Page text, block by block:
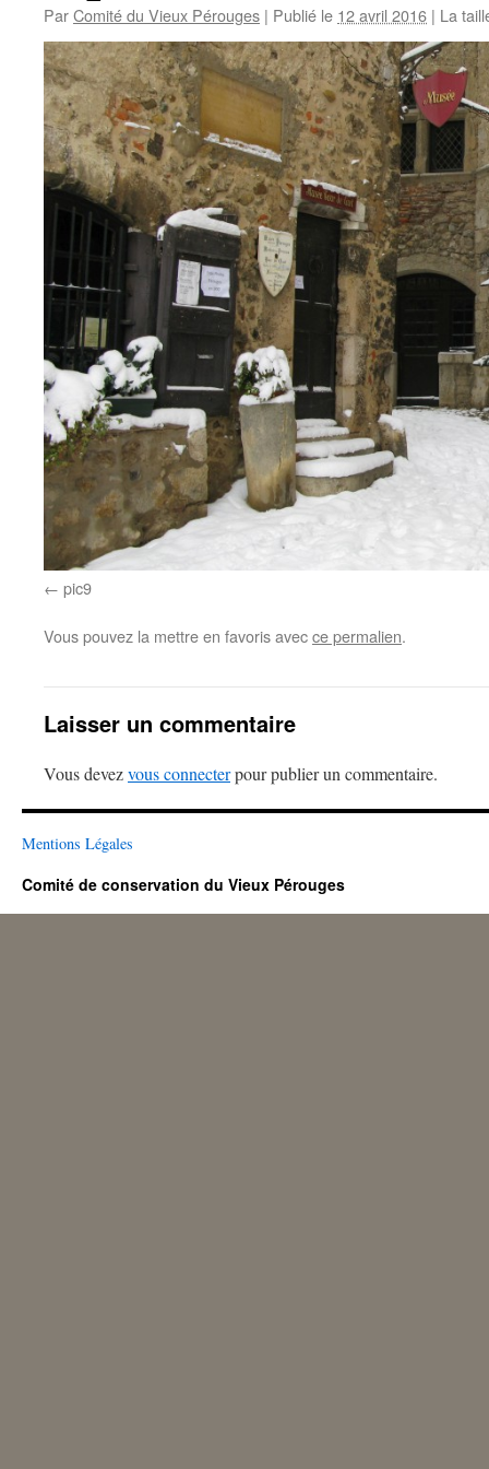
ParComité du Vieux Pérouges | Publié le 12 avril 2016 | La
pic9
Vous pouvez la mettre en favoris avecce permalien.
Laisser un commentaire
Vous devezvous connecterpour publier un commentaire.
Mentions Légales
Comité de conservation du Vieux Pérouges